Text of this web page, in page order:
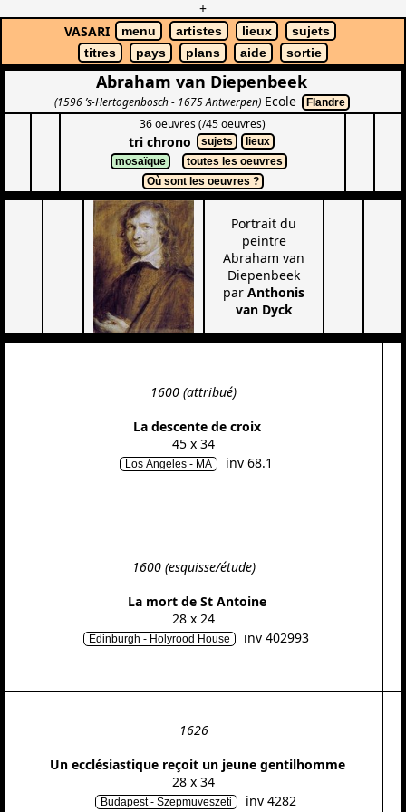
+
VASARI
menu artistes lieux
sujets
titres
pays plans aide sortie
Abraham van Diepenbeek
(1596 ’s-Hertogenbosch - 1675 Antwerpen) Ecole Flandre
36 oeuvres (/45 oeuvres)
tri chrono sujets
lieux
mosaïque
toutes les oeuvres
Où sont les oeuvres ?
Portrait du
peintre
Abraham van
Diepenbeek
par Anthonis
van Dyck
1600 (attribué)
La descente de croix
45 x 34
Los Angeles - MA inv 68.1
1600 (esquisse/étude)
La mort de St Antoine
28 x 24
Edinburgh - Holyrood House inv 402993
1626
Un ecclésiastique reçoit un jeune gentilhomme
28 x 34
Budapest - Szepmuveszeti inv 4282